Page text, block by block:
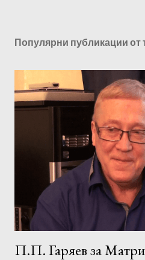
Популярни публикации от
П.П. Гаряев за